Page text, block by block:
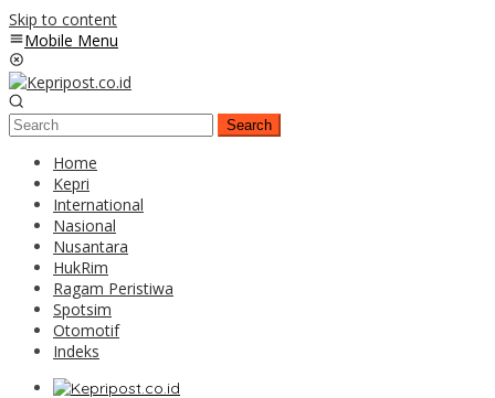
Skip to content
Mobile Menu
Search
Home
Kepri
International
Nasional
Nusantara
HukRim
Ragam Peristiwa
Spotsim
Otomotif
Indeks